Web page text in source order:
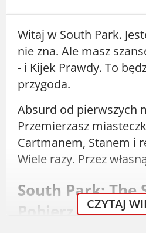
Witaj w South Park.
nie zna. Ale masz
- i Kijek Prawdy. To
przygoda.
Absurd od pierwszych
Przemierzasz
Cartmanem, Stanem i
Wiele razy. Przez
South Park: The
Pobierz - Wersja
CZYTAJ